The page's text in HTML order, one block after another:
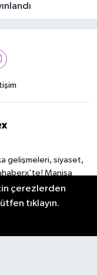
gelişmeleri, siyaset,
Manisa
edin.çerezlerden
tıklayın.